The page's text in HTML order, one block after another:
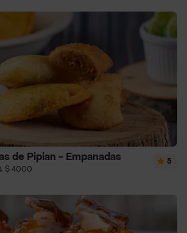
de Pipian - Empanadas
$ 4000
5